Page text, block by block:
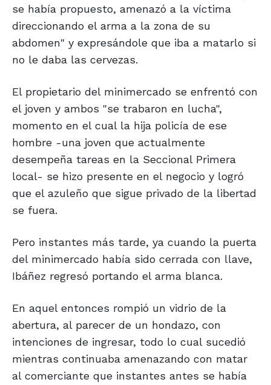
se había propuesto, amenazó a la víctima
direccionando el arma a la zona de su
abdomen" y expresándole que iba a matarlo si
no le daba las cervezas.
El propietario del minimercado se enfrentó con
el joven y ambos "se trabaron en lucha",
momento en el cual la hija policía de ese
hombre -una joven que actualmente
desempeña tareas en la Seccional Primera
local- se hizo presente en el negocio y logró
que el azuleño que sigue privado de la libertad
se fuera.
Pero instantes más tarde, ya cuando la puerta
del minimercado había sido cerrada con llave,
Ibáñez regresó portando el arma blanca.
En aquel entonces rompió un vidrio de la
abertura, al parecer de un hondazo, con
intenciones de ingresar, todo lo cual sucedió
mientras continuaba amenazando con matar
al comerciante que instantes antes se había